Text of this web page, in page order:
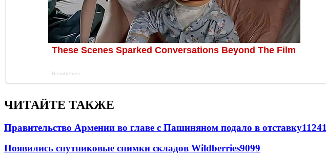
ЧИТАЙТЕ ТАКЖЕ
Правительство Армении во главе с Пашиняном подало в отставку11241
Появились спутниковые снимки складов Wildberries9099